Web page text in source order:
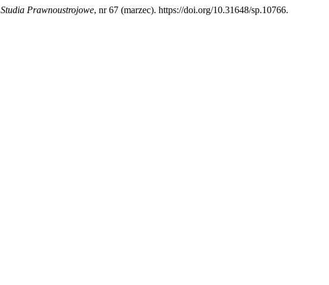
Studia Prawnoustrojowe, nr 67 (marzec). https://doi.org/10.31648/sp.10766.